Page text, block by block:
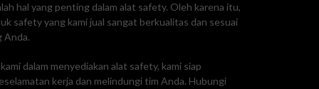
hal yang penting dalam alat safety. Oleh karena itu,
safety yang kami jual sangat berkualitas dan sesuai
Anda.
dalam menyediakan alat safety, kami siap
kerja dan melindungi tim Anda. Hubungi